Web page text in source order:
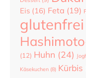
Eis (16) Feta (19)
glutenfrei
(12) Huhn (24)
Käsekuchen (8) Kürbis